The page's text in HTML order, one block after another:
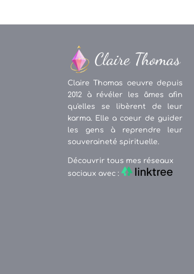
Claire Thomas oeuvre depuis
2012 à révéler les âmes afin
qu'elles se libèrent de leur
karma. Elle a coeur de guider
les gens à reprendre leur
souveraineté spirituelle.
Découvrir tous mes réseaux
sociaux avec :